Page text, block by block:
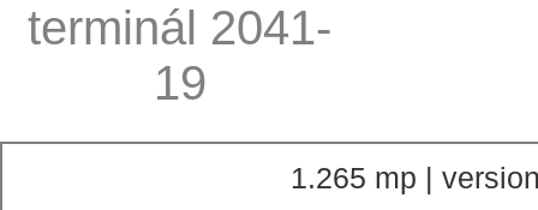
terminál 2041-
19
1.265 mp |